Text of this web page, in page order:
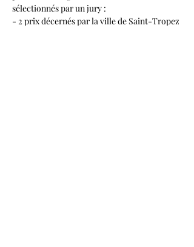
sélectionnés par un jury :
- 2 prix décernés par la ville de Saint-Tropez